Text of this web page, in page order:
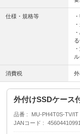
仕様・規格等
消費税
外付けSSDケース
品番
MU-PH4T0S-TV/IT
JANコード